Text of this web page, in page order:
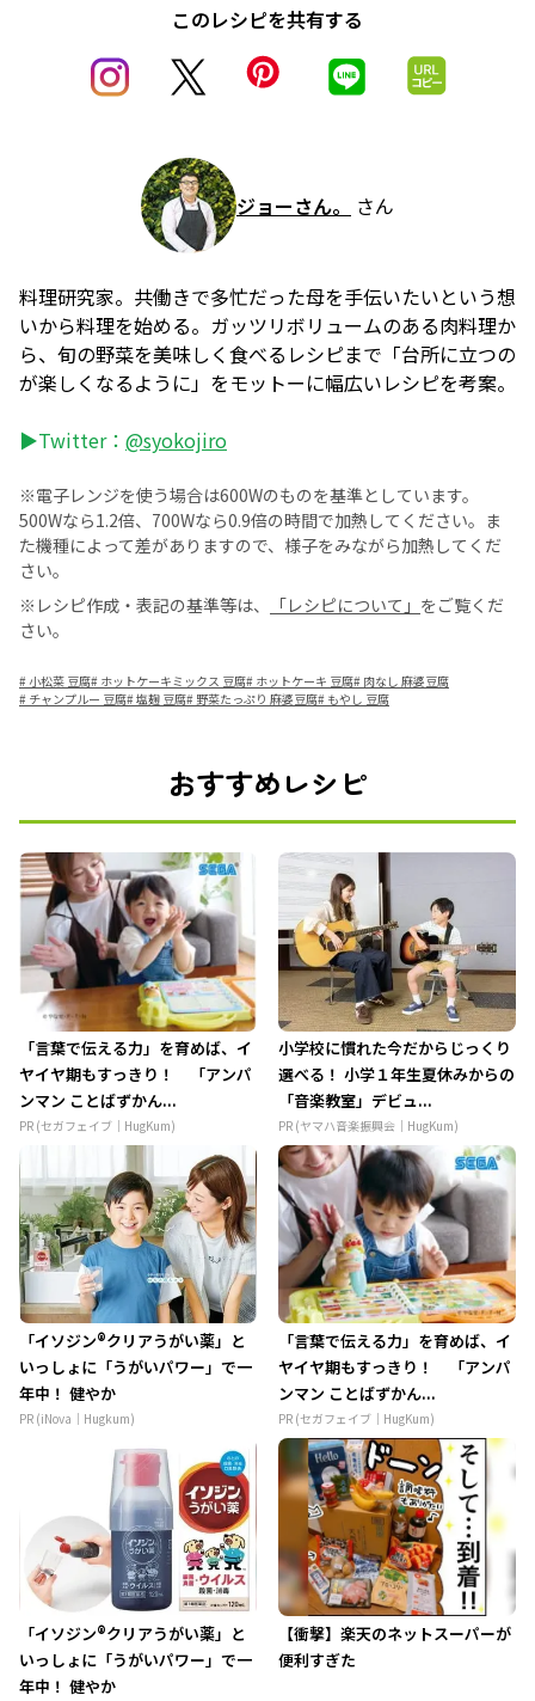
このレシピを共有する
ジョーさん。 さん
料理研究家。共働きで多忙だった母を手伝いたいという想
いから料理を始める。ガッツリボリュームのある肉料理か
ら、旬の野菜を美味しく食べるレシピまで「台所に立つの
が楽しくなるように」をモットーに幅広いレシピを考案。
▶Twitter： @syokojiro
※電子レンジを使う場合は600Wのものを基準としています。
500Wなら1.2倍、700Wなら0.9倍の時間で加熱してください。ま
た機種によって差がありますので、様子をみながら加熱してくだ
さい。
※レシピ作成・表記の基準等は、
「レシピについて」 をご覧くだ
さい。
# 小松菜 豆腐# ホットケーキミックス 豆腐# ホットケーキ 豆腐# 肉なし 麻婆豆腐
# チャンプルー 豆腐#塩麹 豆腐# 野菜たっぷり 麻婆豆腐# もやし 豆腐
おすすめレシピ
「言葉で伝える力」を育めば、イ
ヤイヤ期もすっきり！ 「アンパ
ンマン ことばずかん...
PR (セガフェイブ｜HugKum)
小学校に慣れた今だからじっくり
選べる！ 小学１年生夏休みからの
「音楽教室」デビュ...
PR (ヤマハ音楽振興会｜HugKum)
「イソジン®クリアうがい薬」と
いっしょに「うがいパワー」で一
年中！ 健やか
PR (iNova｜Hugkum)
「言葉で伝える力」を育めば、イ
ヤイヤ期もすっきり！ 「アンパ
ンマン ことばずかん...
PR (セガフェイブ｜HugKum)
「イソジン®クリアうがい薬」と
いっしょに「うがいパワー」で一
年中！ 健やか
【衝撃】楽天のネットスーパーが
便利すぎた